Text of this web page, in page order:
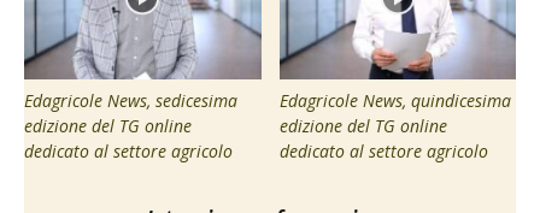
Edagricole News, sedicesima
edizione del TG online
dedicato al settore agricolo
Edagricole News, quindicesima
edizione del TG online
dedicato al settore agricolo